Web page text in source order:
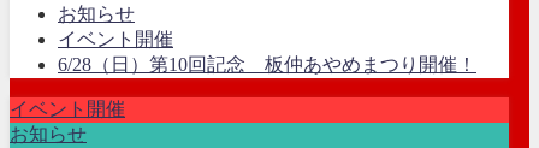
お知らせ
イベント開催
6/28（日）第10回記念 板仲あやめまつり開催！
イベント開催
お知らせ